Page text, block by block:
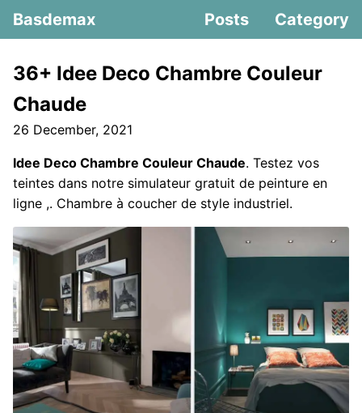
Basdemax Posts Category
36+ Idee Deco Chambre Couleur
Chaude
26 December, 2021
Idee Deco Chambre Couleur Chaude. Testez vos
teintes dans notre simulateur gratuit de peinture en
ligne ,. Chambre à coucher de style industriel.